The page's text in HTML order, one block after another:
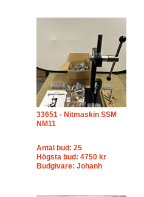
33651 - Nitmaskin SSM
NM11
Antal bud: 25
Högsta bud: 4750 kr
Budgivare: Johanh